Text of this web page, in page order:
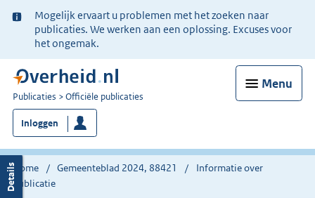
Ter
informatie:
Mogelijk ervaart u problemen met het zoeken naar
publicaties. We werken aan een oplossing. Excuses voor
het ongemak.
Menu
U
bent
nu
hier:
Publicaties Officiële publicaties
Inloggen
Home Gemeenteblad 2024, 88421
Informatie over
publicatie